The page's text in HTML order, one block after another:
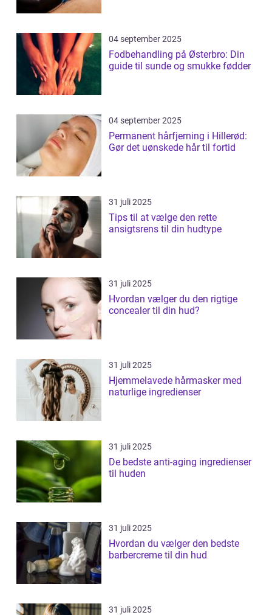
04 september 2025
Fodbehandling på Østerbro: Din
guide til sunde og smukke fødder
04 september 2025
Permanent hårfjerning i Hillerød:
Gør det uønskede hår til fortid
31 juli 2025
Tips til at vælge den rette
ansigtsrens til din hudtype
31 juli 2025
Hvordan vælger du den rigtige
concealer til din hud?
31 juli 2025
Hjemmelavede hårmasker med
naturlige ingredienser
31 juli 2025
De bedste anti-aging ingredienser
til huden
31 juli 2025
Hvordan du vælger den bedste
barbercreme til din hud
31 juli 2025